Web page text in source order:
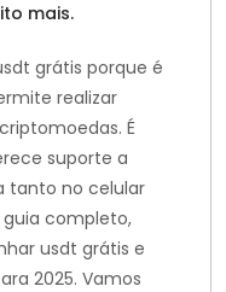
mais.
grátis porque é
realizar
É
suporte a
tanto no celular
completo,
usdt grátis e
2025. Vamos